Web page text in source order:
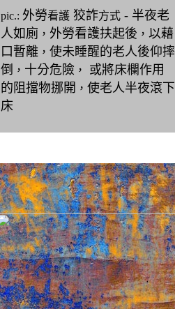
pic.: 外勞看護 狡詐方式 - 半夜老
人如廁 ， 外勞看護扶起後 ， 以藉
口暫離 ， 使未睡醒的老人後仰摔
倒 ， 十分危險 ，
或將床欄作用
的阻擋物挪開 ， 使老人半夜滾下
床